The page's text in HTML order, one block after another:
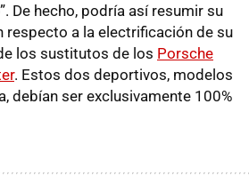
De hecho, podría así resumir su
respecto a la electrificación de su
los sustitutos de los Porsche
. Estos dos deportivos, modelos
debían ser exclusivamente 100%